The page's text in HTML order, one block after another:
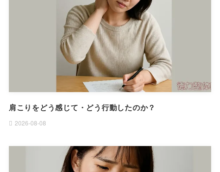
肩こりをどう感じて・どう行動したのか？
2026-08-08